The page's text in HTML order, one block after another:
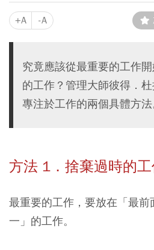
+A -A
究竟應該從最重要的工作
的工作？管理大師彼得．
專注於工作的兩個具體方法
方法 1．捨棄過時的
最重要的工作，要放在「最
一」的工作。